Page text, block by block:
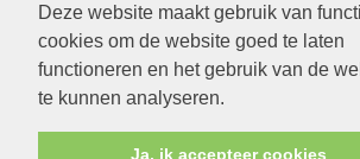
Deze website maakt gebruik van
cookies om de website goed te laten
functioneren en het gebruik van de
te kunnen analyseren.
Ja, ik accepteer cookies
Informatie over dePrivacyverklaring